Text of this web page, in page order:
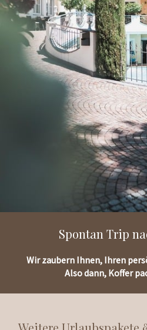
Spontan Trip
Wir zaubern Ihnen, Ihren
Also dann, Koffer